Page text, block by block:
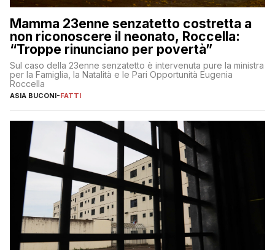
Mamma 23enne senzatetto costretta a
non riconoscere il neonato, Roccella:
“Troppe rinunciano per povertà”
Sul caso della 23enne senzatetto è intervenuta pure la ministra
per la Famiglia, la Natalità e le Pari Opportunità Eugenia
Roccella
ASIA BUCONI-FATTI